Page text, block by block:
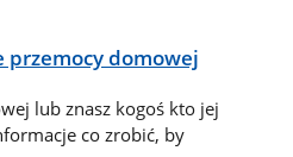
przemocy domowej
lub znasz kogoś kto jej
co zrobić, by